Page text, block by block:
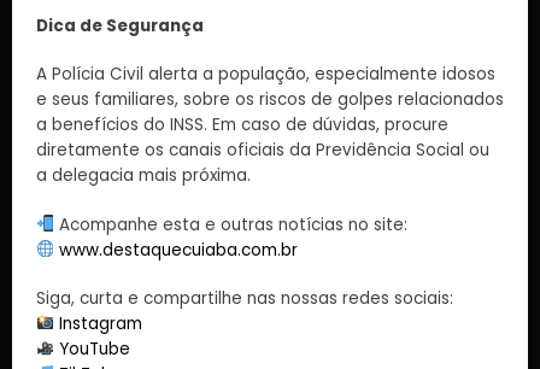
Dica de Segurança
A Polícia Civil alerta a população, especialmente idosos
e seus familiares, sobre os riscos de golpes relacionados
a benefícios do INSS. Em caso de dúvidas, procure
diretamente os canais oficiais da Previdência Social ou
a delegacia mais próxima.
Acompanhe esta e outras notícias no site:
www.destaquecuiaba.com.br
Siga, curta e compartilhe nas nossas redes sociais:
Instagram
YouTube